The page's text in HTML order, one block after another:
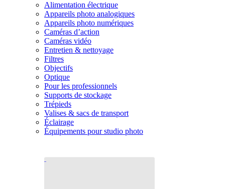
Alimentation électrique
Appareils photo analogiques
Appareils photo numériques
Caméras d’action
Caméras vidéo
Entretien & nettoyage
Filtres
Objectifs
Optique
Pour les professionnels
Supports de stockage
Trépieds
Valises & sacs de transport
Éclairage
Équipements pour studio photo